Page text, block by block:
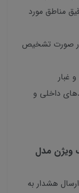
مناطق مورد
صورت تشخیص
داخلی و
ویژن مدل
هشدار به